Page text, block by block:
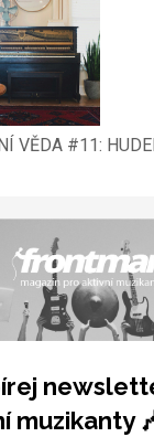
VĚDA #11:
muzikanty